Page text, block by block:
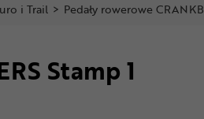
i Trail > Pedały rowerowe
Stamp 1